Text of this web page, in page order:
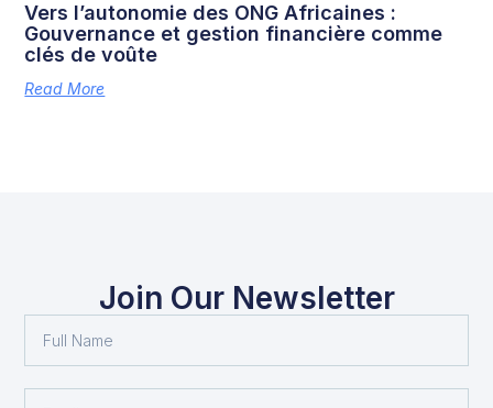
Vers l’autonomie des ONG Africaines :
Gouvernance et gestion financière comme
clés de voûte
Read More
Join Our Newsletter